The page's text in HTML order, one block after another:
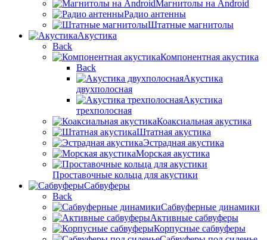
Магнитолы на Android
Радио антенны
Штатные магнитолы
Акустика
Back
Компонентная акустика
Back
Акустика
двухполосная
Акустика
трехполосная
Коаксиальная акустика
Штатная акустика
Эстрадная акустика
Морская акустика
Проставочные кольца для акустики
Сабвуферы
Back
Сабвуферные динамики
Активные сабвуферы
Корпусные сабвуферы